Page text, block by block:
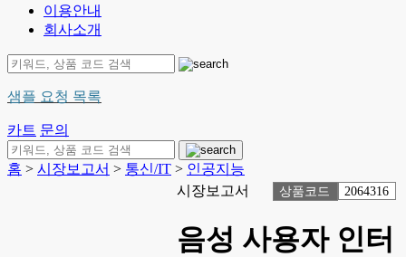
이용안내
회사소개
샘플 요청 목록
카트 문의
홈 > 시장보고서 > 통신/IT > 인공지능
시장보고서
상품코드 2064316
음성 사용자 인터